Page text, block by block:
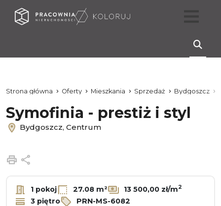
Strona główna Oferty Mieszkania Sprzedaż Bydgoszcz
Symofinia - prestiż i styl
Bydgoszcz, Centrum
Drukuj
1 pokoj 27.08 m² 13 500,00 zł/m2
3 piętro PRN-MS-6082